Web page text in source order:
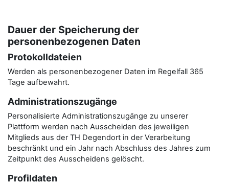
Dauer der Speicherung der
personenbezogenen Daten
Protokolldateien
Werden als personenbezogener Daten im Regelfall 365
Tage aufbewahrt.
Administrationszugänge
Personalisierte Administrationszugänge zu unserer
Plattform werden nach Ausscheiden des jeweiligen
Mitglieds aus der TH Degendort in der Verarbeitung
beschränkt und ein Jahr nach Abschluss des Jahres zum
Zeitpunkt des Ausscheidens gelöscht.
Profildaten